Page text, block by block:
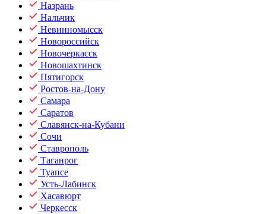
Назрань
Нальчик
Невинномысск
Новороссийск
Новочеркасск
Новошахтинск
Пятигорск
Ростов-на-Дону
Самара
Саратов
Славянск-на-Кубани
Сочи
Ставрополь
Таганрог
Туапсе
Усть-Лабинск
Хасавюрт
Черкесск